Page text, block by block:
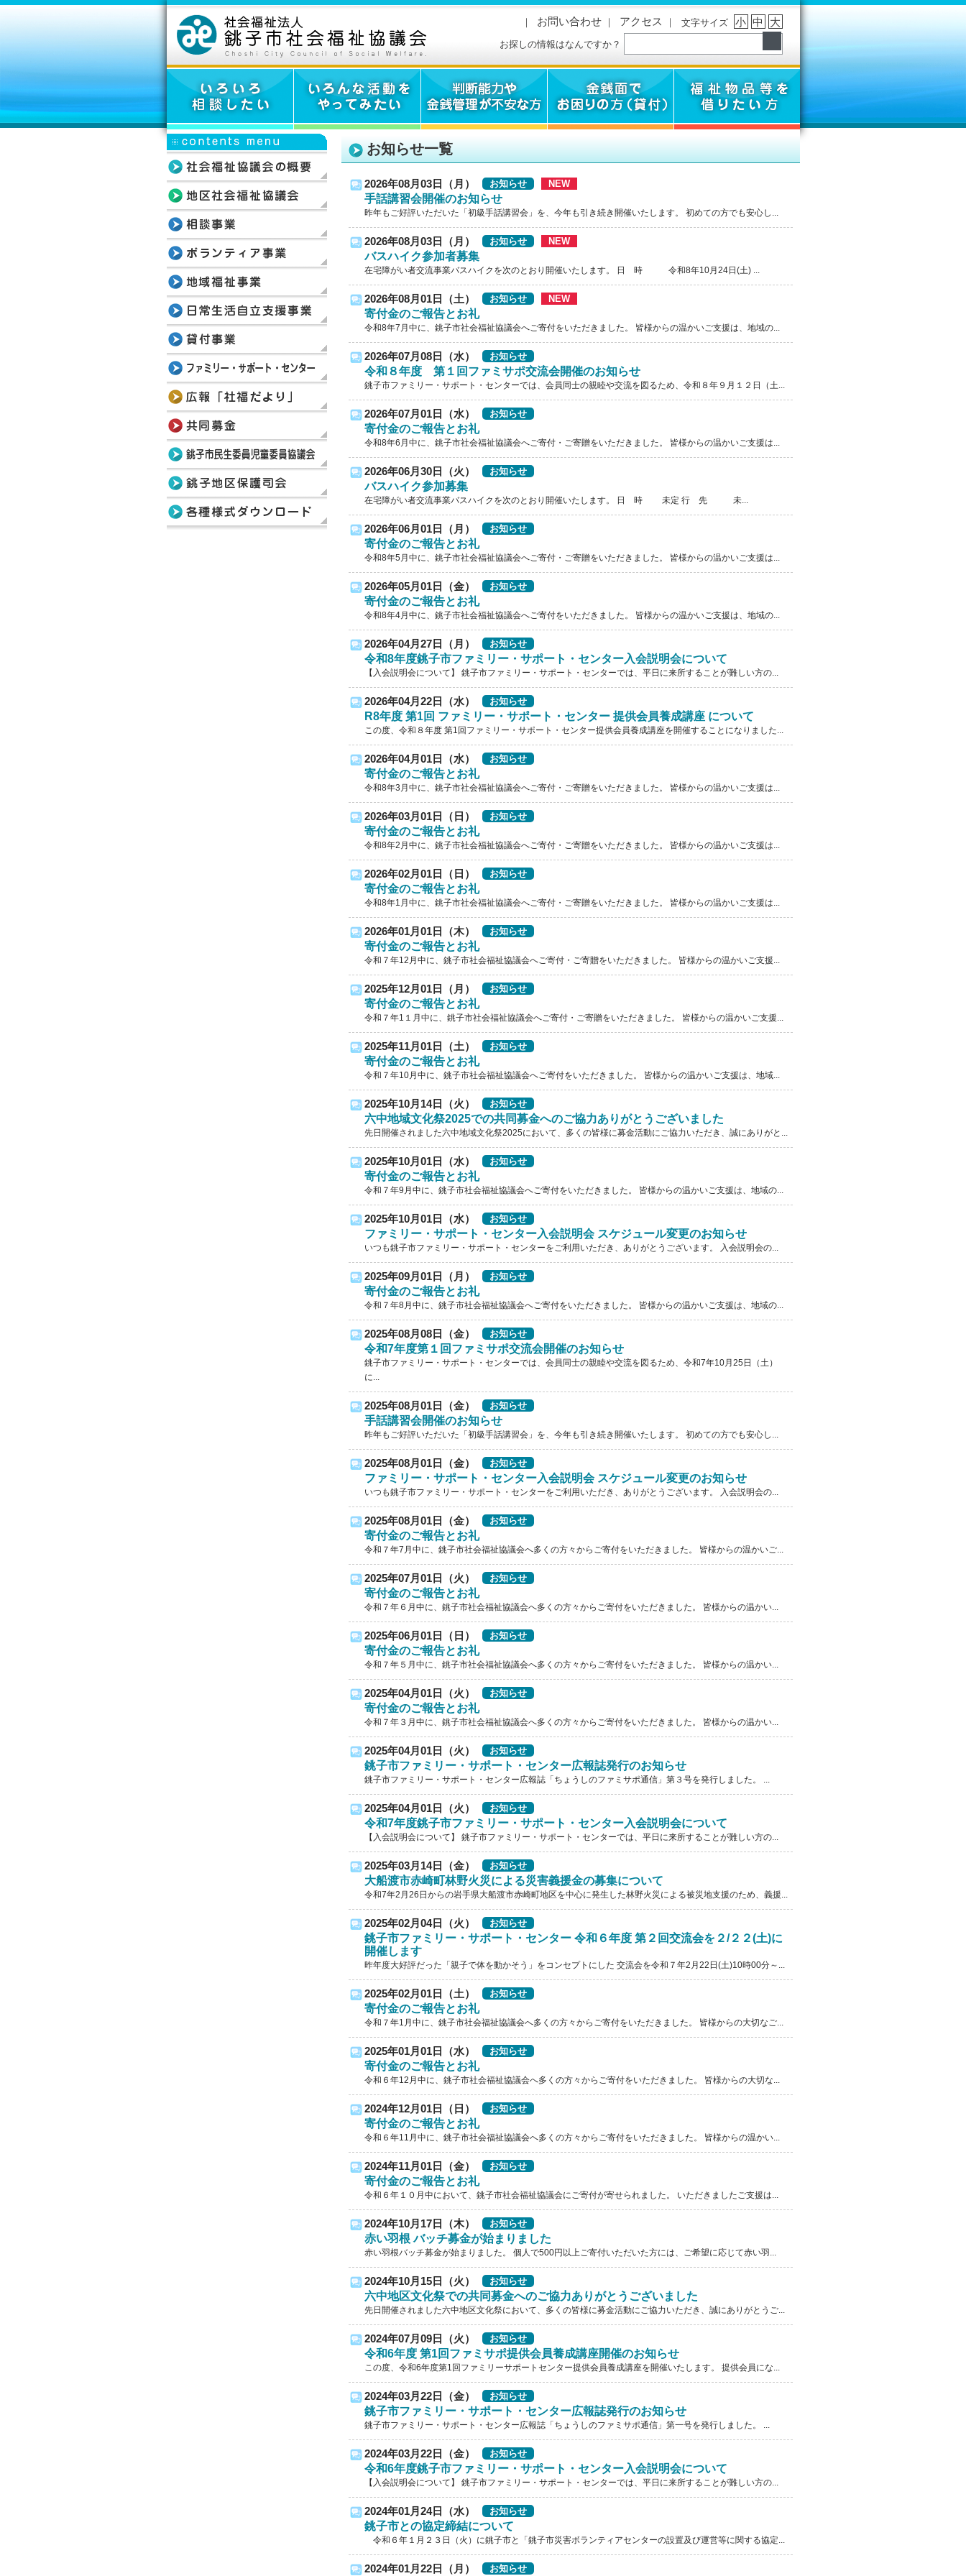
｜ お問い合わせ｜ アクセス ｜ 文字サイズ 小 中 大
お探しの情報はなんですか？
お知らせ一覧
2026年08月03日（月） お知らせ NEW
手話講習会開催のお知らせ
昨年もご好評いただいた「初級手話講習会」を、今年も引き続き開催いたします。 初めての方でも安心し...
2026年08月03日（月） お知らせ NEW
バスハイク参加者募集
在宅障がい者交流事業バスハイクを次のとおり開催いたします。 日 時 令和8年10月24日(土) ...
2026年08月01日（土） お知らせ NEW
寄付金のご報告とお礼
令和8年7月中に、銚子市社会福祉協議会へご寄付をいただきました。 皆様からの温かいご支援は、地域の...
2026年07月08日（水） お知らせ
令和８年度 第１回ファミサポ交流会開催のお知らせ
銚子市ファミリー・サポート・センターでは、会員同士の親睦や交流を図るため、令和８年９月１２日（土...
2026年07月01日（水） お知らせ
寄付金のご報告とお礼
令和8年6月中に、銚子市社会福祉協議会へご寄付・ご寄贈をいただきました。 皆様からの温かいご支援は...
2026年06月30日（火） お知らせ
バスハイク参加募集
在宅障がい者交流事業バスハイクを次のとおり開催いたします。 日 時 未定 行 先 未...
2026年06月01日（月） お知らせ
寄付金のご報告とお礼
令和8年5月中に、銚子市社会福祉協議会へご寄付・ご寄贈をいただきました。 皆様からの温かいご支援は...
2026年05月01日（金） お知らせ
寄付金のご報告とお礼
令和8年4月中に、銚子市社会福祉協議会へご寄付をいただきました。 皆様からの温かいご支援は、地域の...
2026年04月27日（月） お知らせ
令和8年度銚子市ファミリー・サポート・センター入会説明会について
【入会説明会について】 銚子市ファミリー・サポート・センターでは、平日に来所することが難しい方の...
2026年04月22日（水） お知らせ
R8年度 第1回 ファミリー・サポート・センター 提供会員養成講座 について
この度、令和８年度 第1回ファミリー・サポート・センター提供会員養成講座を開催することになりました...
2026年04月01日（水） お知らせ
寄付金のご報告とお礼
令和8年3月中に、銚子市社会福祉協議会へご寄付・ご寄贈をいただきました。 皆様からの温かいご支援は...
2026年03月01日（日） お知らせ
寄付金のご報告とお礼
令和8年2月中に、銚子市社会福祉協議会へご寄付・ご寄贈をいただきました。 皆様からの温かいご支援は...
2026年02月01日（日） お知らせ
寄付金のご報告とお礼
令和8年1月中に、銚子市社会福祉協議会へご寄付・ご寄贈をいただきました。 皆様からの温かいご支援は...
2026年01月01日（木） お知らせ
寄付金のご報告とお礼
令和７年12月中に、銚子市社会福祉協議会へご寄付・ご寄贈をいただきました。 皆様からの温かいご支援...
2025年12月01日（月） お知らせ
寄付金のご報告とお礼
令和７年1１月中に、銚子市社会福祉協議会へご寄付・ご寄贈をいただきました。 皆様からの温かいご支援...
2025年11月01日（土） お知らせ
寄付金のご報告とお礼
令和７年10月中に、銚子市社会福祉協議会へご寄付をいただきました。 皆様からの温かいご支援は、地域...
2025年10月14日（火） お知らせ
六中地域文化祭2025での共同募金へのご協力ありがとうございました
先日開催されました六中地域文化祭2025において、多くの皆様に募金活動にご協力いただき、誠にありがと...
2025年10月01日（水） お知らせ
寄付金のご報告とお礼
令和７年9月中に、銚子市社会福祉協議会へご寄付をいただきました。 皆様からの温かいご支援は、地域の...
2025年10月01日（水） お知らせ
ファミリー・サポート・センター入会説明会 スケジュール変更のお知らせ
いつも銚子市ファミリー・サポート・センターをご利用いただき、ありがとうございます。 入会説明会の...
2025年09月01日（月） お知らせ
寄付金のご報告とお礼
令和７年8月中に、銚子市社会福祉協議会へご寄付をいただきました。 皆様からの温かいご支援は、地域の...
2025年08月08日（金） お知らせ
令和7年度第１回ファミサポ交流会開催のお知らせ
銚子市ファミリー・サポート・センターでは、会員同士の親睦や交流を図るため、令和7年10月25日（土）
に...
2025年08月01日（金） お知らせ
手話講習会開催のお知らせ
昨年もご好評いただいた「初級手話講習会」を、今年も引き続き開催いたします。 初めての方でも安心し...
2025年08月01日（金） お知らせ
ファミリー・サポート・センター入会説明会 スケジュール変更のお知らせ
いつも銚子市ファミリー・サポート・センターをご利用いただき、ありがとうございます。 入会説明会の...
2025年08月01日（金） お知らせ
寄付金のご報告とお礼
令和７年7月中に、銚子市社会福祉協議会へ多くの方々からご寄付をいただきました。 皆様からの温かいご...
2025年07月01日（火） お知らせ
寄付金のご報告とお礼
令和７年６月中に、銚子市社会福祉協議会へ多くの方々からご寄付をいただきました。 皆様からの温かい...
2025年06月01日（日） お知らせ
寄付金のご報告とお礼
令和７年５月中に、銚子市社会福祉協議会へ多くの方々からご寄付をいただきました。 皆様からの温かい...
2025年04月01日（火） お知らせ
寄付金のご報告とお礼
令和７年３月中に、銚子市社会福祉協議会へ多くの方々からご寄付をいただきました。 皆様からの温かい...
2025年04月01日（火） お知らせ
銚子市ファミリー・サポート・センター広報誌発行のお知らせ
銚子市ファミリー・サポート・センター広報誌「ちょうしのファミサポ通信」第３号を発行しました。 ...
2025年04月01日（火） お知らせ
令和7年度銚子市ファミリー・サポート・センター入会説明会について
【入会説明会について】 銚子市ファミリー・サポート・センターでは、平日に来所することが難しい方の...
2025年03月14日（金） お知らせ
大船渡市赤崎町林野火災による災害義援金の募集について
令和7年2月26日からの岩手県大船渡市赤崎町地区を中心に発生した林野火災による被災地支援のため、義援...
2025年02月04日（火） お知らせ
銚子市ファミリー・サポート・センター 令和６年度 第２回交流会を２/２２(土)に
開催します
昨年度大好評だった「親子で体を動かそう」をコンセプトにした 交流会を令和７年2月22日(土)10時00分～...
2025年02月01日（土） お知らせ
寄付金のご報告とお礼
令和７年1月中に、銚子市社会福祉協議会へ多くの方々からご寄付をいただきました。 皆様からの大切なご...
2025年01月01日（水） お知らせ
寄付金のご報告とお礼
令和６年12月中に、銚子市社会福祉協議会へ多くの方々からご寄付をいただきました。 皆様からの大切な...
2024年12月01日（日） お知らせ
寄付金のご報告とお礼
令和６年11月中に、銚子市社会福祉協議会へ多くの方々からご寄付をいただきました。 皆様からの温かい...
2024年11月01日（金） お知らせ
寄付金のご報告とお礼
令和６年１０月中において、銚子市社会福祉協議会にご寄付が寄せられました。 いただきましたご支援は...
2024年10月17日（木） お知らせ
赤い羽根 バッチ募金が始まりました
赤い羽根バッチ募金が始まりました。 個人で500円以上ご寄付いただいた方には、ご希望に応じて赤い羽...
2024年10月15日（火） お知らせ
六中地区文化祭での共同募金へのご協力ありがとうございました
先日開催されました六中地区文化祭において、多くの皆様に募金活動にご協力いただき、誠にありがとうご...
2024年07月09日（火） お知らせ
令和6年度 第1回ファミサポ提供会員養成講座開催のお知らせ
この度、令和6年度第1回ファミリーサポートセンター提供会員養成講座を開催いたします。 提供会員にな...
2024年03月22日（金） お知らせ
銚子市ファミリー・サポート・センター広報誌発行のお知らせ
銚子市ファミリー・サポート・センター広報誌「ちょうしのファミサポ通信」第一号を発行しました。 ...
2024年03月22日（金） お知らせ
令和6年度銚子市ファミリー・サポート・センター入会説明会について
【入会説明会について】 銚子市ファミリー・サポート・センターでは、平日に来所することが難しい方の...
2024年01月24日（水） お知らせ
銚子市との協定締結について
令和６年１月２３日（火）に銚子市と「銚子市災害ボランティアセンターの設置及び運営等に関する協定...
2024年01月22日（月） お知らせ